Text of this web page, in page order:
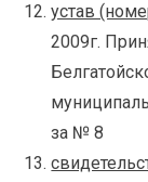
устав
2009г.
за № 8